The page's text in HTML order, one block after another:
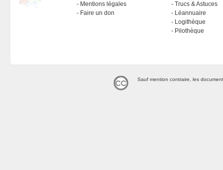
Mentions légales
Faire un don
Trucs & Astuces
Léannuaire
Logithèque
Pilothèque
Sauf mention contraire, les